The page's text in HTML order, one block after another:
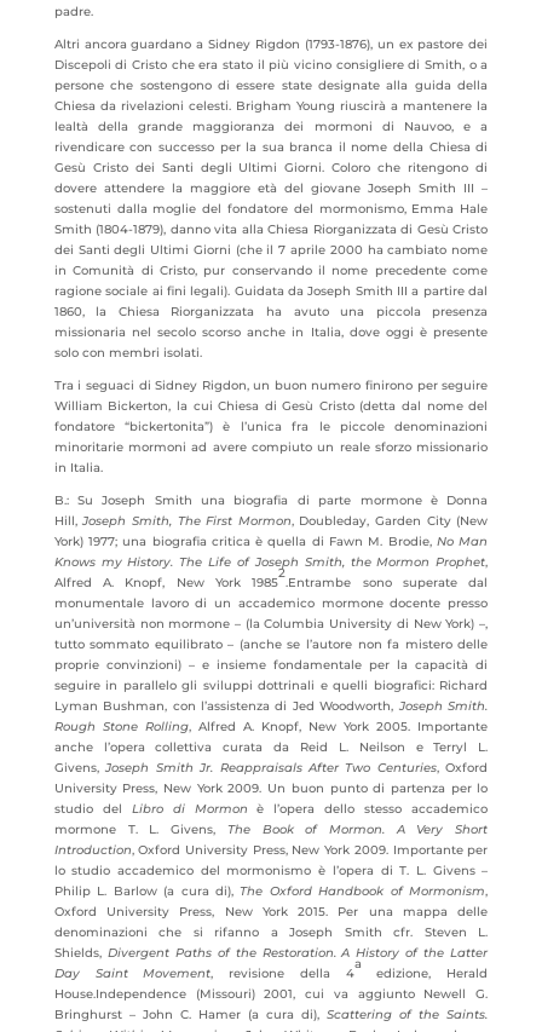
padre.
Altri ancora guardano a Sidney Rigdon (1793-1876), un ex pastore dei
Discepoli di Cristo che era stato il più vicino consigliere di Smith, o a
persone che sostengono di essere state designate alla guida della
Chiesa da rivelazioni celesti. Brigham Young riuscirà a mantenere la
lealtà della grande maggioranza dei mormoni di Nauvoo, e a
rivendicare con successo per la sua branca il nome della Chiesa di
Gesù Cristo dei Santi degli Ultimi Giorni. Coloro che ritengono di
dovere attendere la maggiore età del giovane Joseph Smith III –
sostenuti dalla moglie del fondatore del mormonismo, Emma Hale
Smith (1804-1879), danno vita alla Chiesa Riorganizzata di Gesù Cristo
dei Santi degli Ultimi Giorni (che il 7 aprile 2000 ha cambiato nome
in Comunità di Cristo, pur conservando il nome precedente come
ragione sociale ai fini legali). Guidata da Joseph Smith III a partire dal
1860, la Chiesa Riorganizzata ha avuto una piccola presenza
missionaria nel secolo scorso anche in Italia, dove oggi è presente
solo con membri isolati.
Tra i seguaci di Sidney Rigdon, un buon numero finirono per seguire
William Bickerton, la cui Chiesa di Gesù Cristo (detta dal nome del
fondatore “bickertonita”) è l’unica fra le piccole denominazioni
minoritarie mormoni ad avere compiuto un reale sforzo missionario
in Italia.
B.: Su Joseph Smith una biografia di parte mormone è Donna
Hill,Joseph Smith, The First Mormon, Doubleday, Garden City (New
York) 1977; una biografia critica è quella di Fawn M. Brodie, No Man
Knows my History.The Life of Joseph Smith, the Mormon Prophet,
Alfred A. Knopf, New York 1985
2
.Entrambe sono superate dal
monumentale lavoro di un accademico mormone docente presso
un’università non mormone – (la Columbia University di New York) –,
tutto sommato equilibrato – (anche se l’autore non fa mistero delle
proprie convinzioni) – e insieme fondamentale per la capacità di
seguire in parallelo gli sviluppi dottrinali e quelli biografici: Richard
Lyman Bushman, con l’assistenza di Jed Woodworth, Joseph Smith.
Rough Stone Rolling, Alfred A. Knopf, New York 2005. Importante
anche l’opera collettiva curata da Reid L. Neilson e Terryl L.
Givens,Joseph Smith Jr. Reappraisals After Two Centuries, Oxford
University Press, New York 2009. Un buon punto di partenza per lo
studio del Libro di Mormonè l’opera dello stesso accademico
mormone T. L. Givens, The Book of Mormon. A Very Short
Introduction, Oxford University Press, New York 2009. Importante per
lo studio accademico del mormonismo è l’opera di T. L. Givens –
Philip L. Barlow (a cura di),The Oxford Handbook of Mormonism,
Oxford University Press, New York 2015. Per una mappa delle
denominazioni che si rifanno a Joseph Smith cfr. Steven L.
Shields, Divergent Paths of the Restoration.A History of the Latter
Day Saint Movement, revisione della 4
a
edizione, Herald
House.Independence (Missouri) 2001, cui va aggiunto Newell G.
Bringhurst – John C. Hamer (a cura di),Scattering of the Saints.